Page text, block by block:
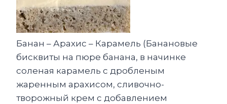
Банан – Арахис – Карамель (Банановые
бисквиты на пюре банана, в начинке
соленая карамель с дробленым
жаренным арахисом, сливочно-
творожный крем с добавлением